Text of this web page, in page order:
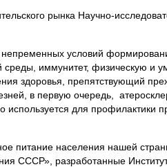
рынка Научно-
условий
иммунитет, физическую и
здоровья, препятствующий
в первую очередь,
для
питание населения нашей
СССР», разработанные